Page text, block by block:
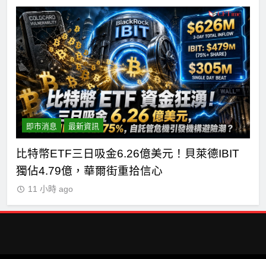
即市消息 最新資訊
比特幣ETF三日吸金6.26億美元！貝萊德IBIT
獨佔4.79億，華爾街重拾信心
11 小時 ago